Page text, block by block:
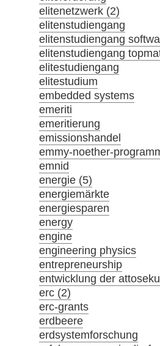
elitenetzwerk (2)
elitenstudiengang
elitenstudiengang
elitenstudiengang
elitestudiengang
elitestudium
embedded systems
emeriti
emeritierung
emissionshandel
emmy-noether-
emnid
energie (5)
energiemärkte
energiesparen
energy
engine
engineering physics
entrepreneurship
entwicklung der
erc (2)
erc-grants
erdbeere
erdsystemforschung